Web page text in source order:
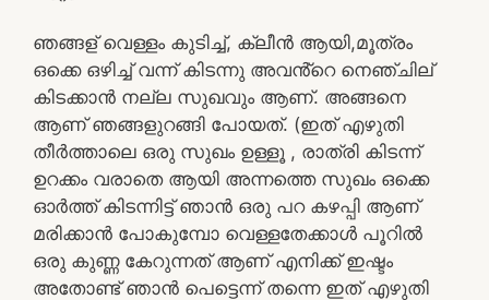
ഞങ്ങള് വെള്ളം കുടിച്ച്, ക്ലീൻ ആയി,മൂത്രം
ഒക്കെ ഒഴിച്ച് വന്ന് കിടന്നു അവൻ്റെ നെഞ്ചില്
കിടക്കാൻ നല്ല സുഖവും ആണ്. അങ്ങനെ
ആണ് ഞങ്ങളുറങ്ങി പോയത്. (ഇത് എഴുതി
തീർത്താലെ ഒരു സുഖം ഉള്ളൂ , രാത്രി കിടന്ന്
ഉറക്കം വരാതെ ആയി അന്നത്തെ സുഖം ഒക്കെ
ഓർത്ത് കിടന്നിട്ട് ഞാൻ ഒരു പറ കഴപ്പി ആണ്
മരിക്കാൻ പോകുമ്പോ വെള്ളതേക്കാൾ പൂറിൽ
ഒരു കുണ്ണ കേറുന്നത് ആണ് എനിക്ക് ഇഷ്ടം
അതോണ്ട് ഞാൻ പെട്ടെന്ന് തന്നെ ഇത് എഴുതി